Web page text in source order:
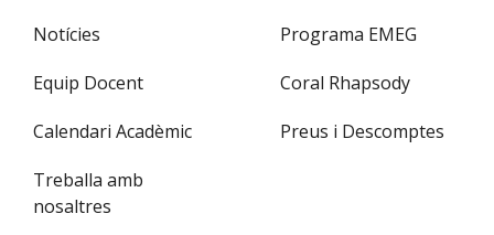
Notícies
Equip Docent
Calendari Acadèmic
Treballa amb
nosaltres
Programa EMEG
Coral Rhapsody
Preus i Descomptes